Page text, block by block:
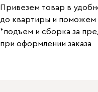
Привезем товар в
до квартиры и поможем
*подъем и сборка за
при оформлении заказа